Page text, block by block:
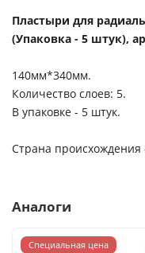
Пластыри для
(Упаковка - 5 штук),
140мм*340мм.
Количество слоев: 5.
В упаковке - 5 штук.
Страна происхождения
Аналоги
Специальная цена